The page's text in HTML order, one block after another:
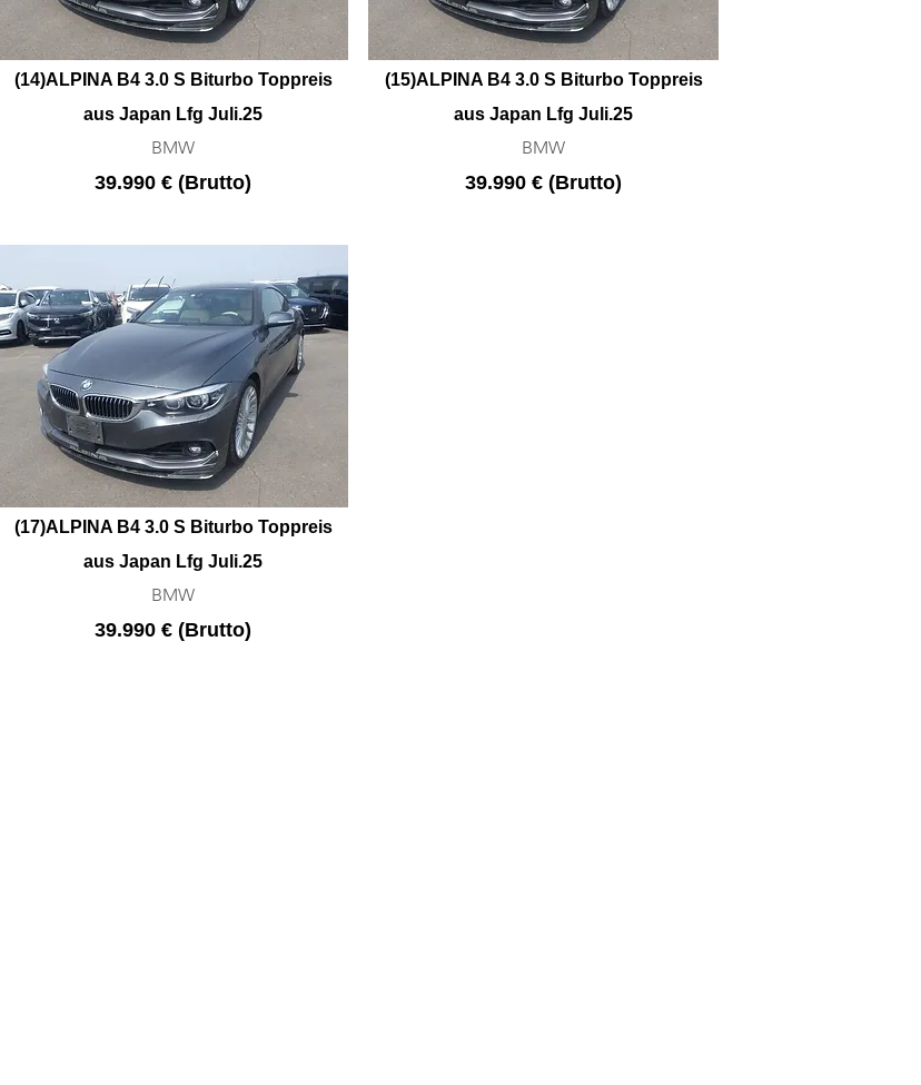
(14)ALPINA B4 3.0 S Biturbo Toppreis
aus Japan Lfg Juli.25
BMW
39.990 € (Brutto)
(15)ALPINA B4 3.0 S Biturbo Toppreis
aus Japan Lfg Juli.25
BMW
39.990 € (Brutto)
(17)ALPINA B4 3.0 S Biturbo Toppreis
aus Japan Lfg Juli.25
BMW
39.990 € (Brutto)